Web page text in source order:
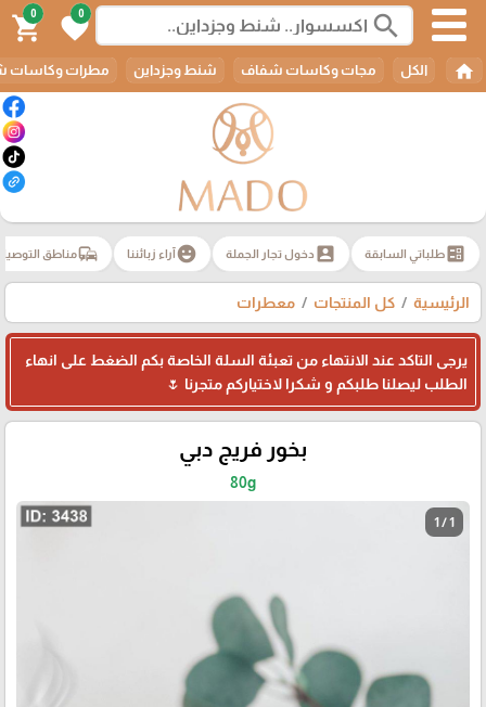
search
0
favorite
0
shopping_cart
home الكل مجات وكاسات شفاف شنط وجزداين مطرات وكاسات
ballotطلباتي السابقة account_box دخول تجار الجملة emoji_emotionsآراء زبائننا commuteمناطق
الرئيسية كل المنتجات معطرات
يرجى التاكد عند الانتهاء من تعبئة السلة الخاصة بكم الضغط على انهاء
الطلب ليصلنا طلبكم و شكرا لاختياركم متجرنا 🌷
بخور فريج دبي
80g
1 / 1